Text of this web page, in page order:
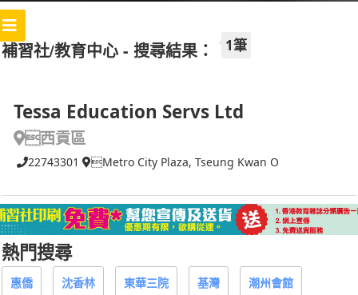
補習社/教育中心 - 搜尋結果： 1筆
Tessa Education Servs Ltd
西貢區
22743301 Metro City Plaza, Tseung Kwan O
熱門搜尋
惠僑 沈香林 東華三院 基灣 潮州會館